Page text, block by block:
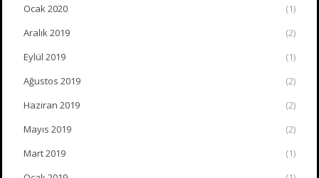
Ocak 2020
(1)
Aralık 2019
(2)
Eylül 2019
(1)
Ağustos 2019
(2)
Haziran 2019
(2)
Mayıs 2019
(2)
Mart 2019
(1)